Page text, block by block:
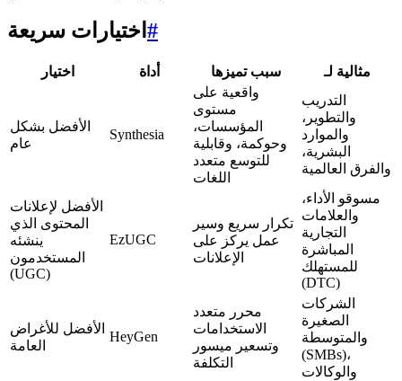
اختيارات سريعة #
اختيار أداة سبب تميزها مثالية لـ
الأفضل بشكل
عام
Synthesia
واقعية على
مستوى
المؤسسات،
وحوكمة، وقابلية
للتوسع متعدد
اللغات
التدريب
والتطوير،
والموارد
البشرية،
والفرق العالمية
الأفضل لإعلانات
المحتوى الذي
ينشئه
المستخدمون
(UGC)
EzUGC
تكرار سريع وسير
عمل يركز على
الإعلانات
مسوقو الأداء،
والعلامات
التجارية
المباشرة
للمستهلك
(DTC)
الأفضل للأغراض
العامة
HeyGen
محرر متعدد
الاستخدامات
وتسعير ميسور
التكلفة
الشركات
الصغيرة
والمتوسطة
(SMBs)،
والوكالات